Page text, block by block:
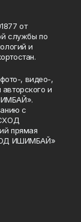
от
службы по
и
, видео-,
и
с
прямая
ИШИМБАЙ»